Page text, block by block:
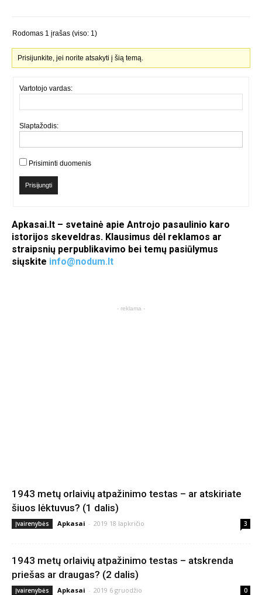
Rodomas 1 įrašas (viso: 1)
Prisijunkite, jei norite atsakyti į šią temą.
Vartotojo vardas:
Slaptažodis:
Prisiminti duomenis
Prisijungti
Apkasai.lt – svetainė apie Antrojo pasaulinio karo
istorijos skeveldras. Klausimus dėl reklamos ar
straipsnių perpublikavimo bei temų pasiūlymus
siųskite info@nodum.lt
- reklama -
1943 metų orlaivių atpažinimo testas – ar atskiriate
šiuos lėktuvus? (1 dalis)
Įvairenybės Apkasai - 2019 18 lapkričio 3
1943 metų orlaivių atpažinimo testas – atskrenda
priešas ar draugas? (2 dalis)
Įvairenybės Apkasai - 2019 6 gruodžio 0